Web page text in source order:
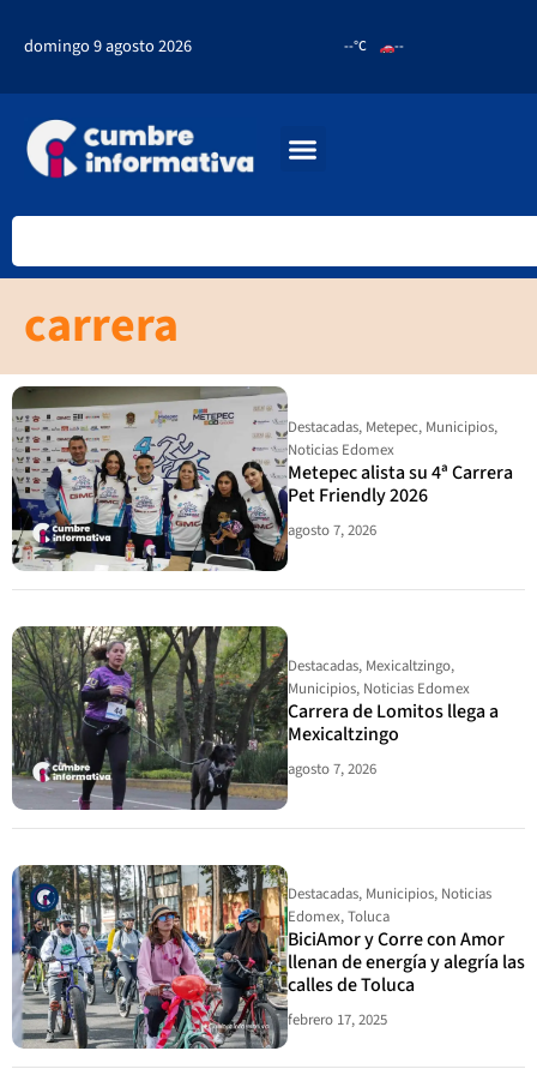
domingo 9 agosto 2026 --°C --
carrera
Destacadas, Metepec, Municipios,
Noticias Edomex
Metepec alista su 4ª Carrera
Pet Friendly 2026
agosto 7, 2026
Destacadas, Mexicaltzingo,
Municipios, Noticias Edomex
Carrera de Lomitos llega a
Mexicaltzingo
agosto 7, 2026
Destacadas, Municipios, Noticias
Edomex,Toluca
BiciAmor y Corre con Amor
llenan de energía y alegría las
calles de Toluca
febrero 17, 2025